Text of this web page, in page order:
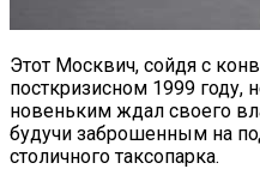
Этот Москвич, сойдя с
посткризисном 1999 году,
новеньким ждал своего
будучи заброшенным на
столичного таксопарка.